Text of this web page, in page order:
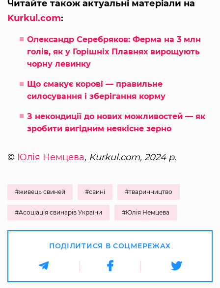
Читайте також актуальні матеріали на
Kurkul.com:
Олександр Серебряков: Ферма на 3 млн
голів, як у Горішніх Плавнях вирощують
чорну левинку
Що смакує корові — правильне
силосування і зберігання корму
З некондиції до нових можливостей — як
зробити вигідним неякісне зерно
© Юлія Немцева, Kurkul.com, 2024 р.
#живець свиней #свині #тваринництво
#Асоціація свинарів України #Юлія Немцева
ПОДІЛИТИСЯ В СОЦМЕРЕЖАХ